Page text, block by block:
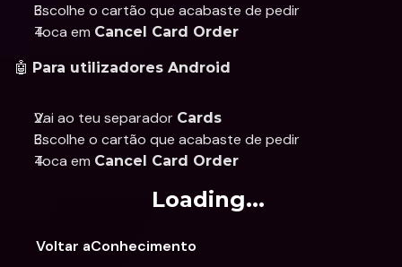
Escolhe o cartão que acabaste de pedir
Toca em Cancel Card Order
🤖 Para utilizadores Android
Vai ao teu separador Cards
Escolhe o cartão que acabaste de pedir
Toca em Cancel Card Order
Loading...
Voltar aConhecimento